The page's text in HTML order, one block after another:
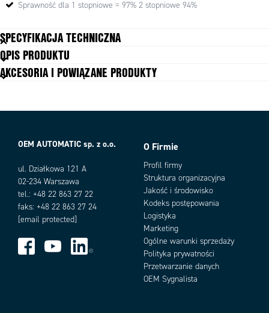
Sprawność dla 1 stopniowe = 97% 2 stopniowe 94%
SPECYFIKACJA TECHNICZNA
2773_Max. acceleration torque (Nm) 1,8 x Nominalny moment
Maksymalne obciążenie promieniowe 14000 N
29 kg
1500 rpm
Nominalny moment 1186
Poziom hałasu 67 dB
Przełożenie 3:1
Dożywotnie
Sprawność 97 %
20000 h
OPIS PRODUKTU
AKCESORIA I POWIĄZANE PRODUKTY
Add as new cart row
OEM AUTOMATIC sp. z o.o.
ul. Działkowa 121 A
02-234 Warszawa
tel.: +48 22 863 27 22
faks: +48 22 863 27 24
[email protected]
O Firmie
Profil firmy
Struktura organizacyjna
Jakość i środowisko
Kodeks postępowania
Logistyka
Marketing
Ogólne warunki sprzedaży
Polityka prywatności
Przetwarzanie danych
OEM Sygnalista